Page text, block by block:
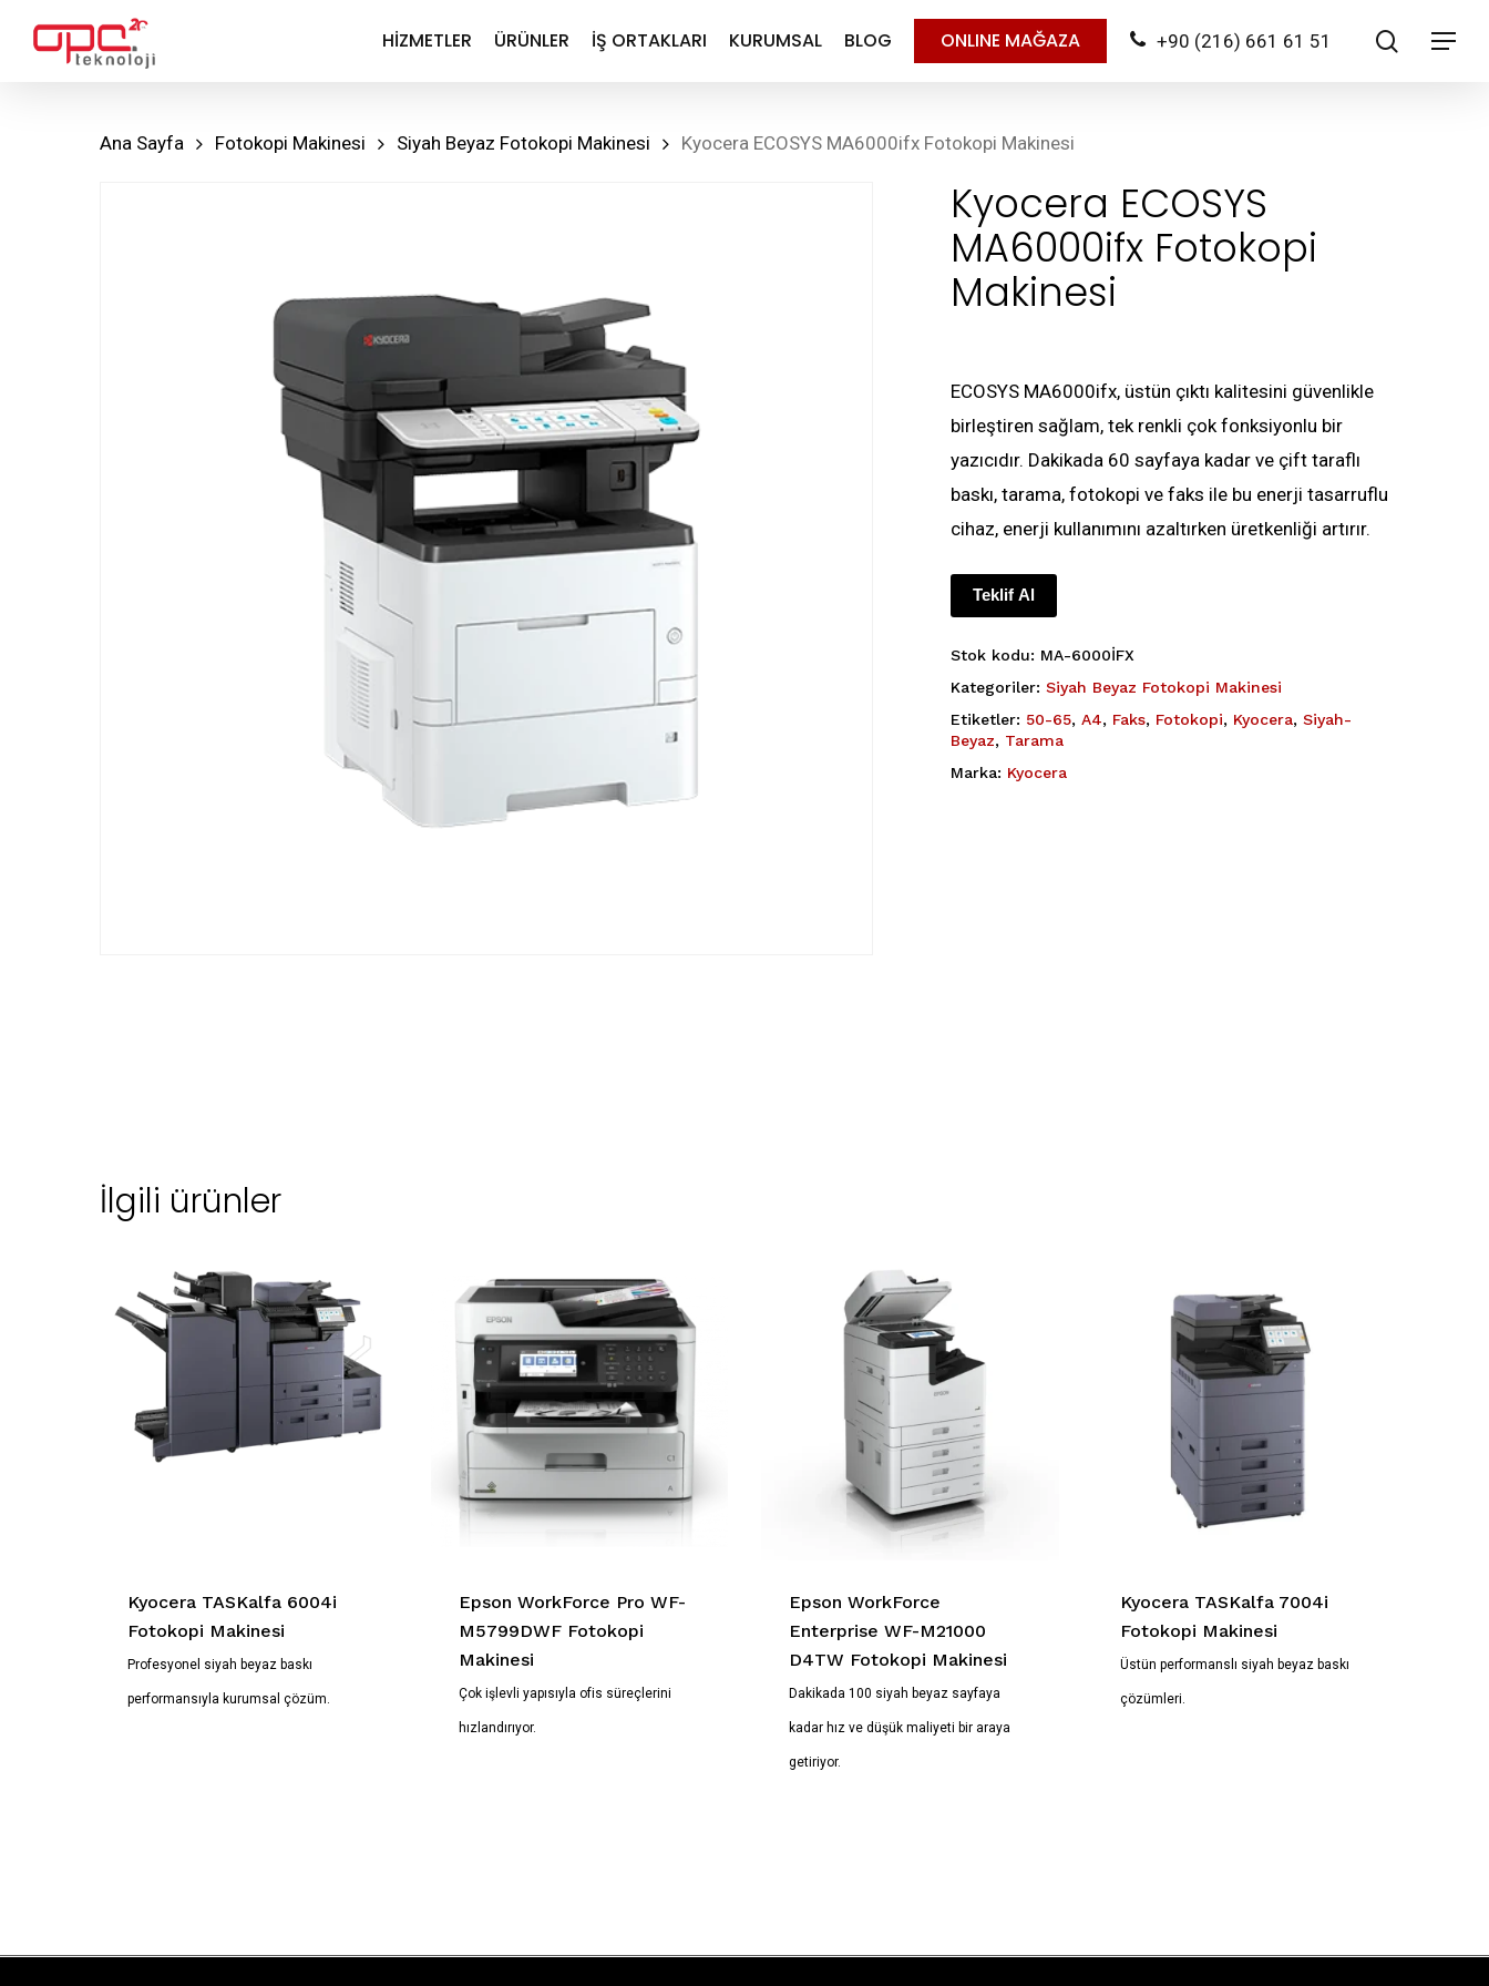
HIZMETLER ÜRÜNLER İŞ ORTAKLARI KURUMSAL BLOG ONLINE MAĞAZA +90 (216) 661 61 51 search
Menu
Ana Sayfa Fotokopi Makinesi Siyah Beyaz Fotokopi Makinesi Kyocera ECOSYS MA6000ifx Fotokopi Makinesi
Kyocera ECOSYS
MA6000ifx Fotokopi
Makinesi
ECOSYS MA6000ifx, üstün çıktı kalitesini güvenlikle
birleştiren sağlam, tek renkli çok fonksiyonlu bir
yazıcıdır. Dakikada 60 sayfaya kadar ve çift taraflı
baskı, tarama, fotokopi ve faks ile bu enerji tasarruflu
cihaz, enerji kullanımını azaltırken üretkenliği artırır.
Teklif Al
Stok kodu: MA-6000İFX
Kategoriler:Siyah Beyaz Fotokopi Makinesi
Etiketler: 50-65,A4, Faks, Fotokopi, Kyocera,Siyah-
Beyaz, Tarama
Marka: Kyocera
İlgili ürünler
Kyocera TASKalfa 6004i
Fotokopi Makinesi
Profesyonel siyah beyaz baskı
performansıyla kurumsal çözüm.
Epson WorkForce Pro WF-
M5799DWF Fotokopi
Makinesi
Çok işlevli yapısıyla ofis süreçlerini
hızlandırıyor.
Epson WorkForce
Enterprise WF-M21000
D4TW Fotokopi Makinesi
Dakikada 100 siyah beyaz sayfaya
kadar hız ve düşük maliyeti bir araya
getiriyor.
Kyocera TASKalfa 7004i
Fotokopi Makinesi
Üstün performanslı siyah beyaz baskı
çözümleri.